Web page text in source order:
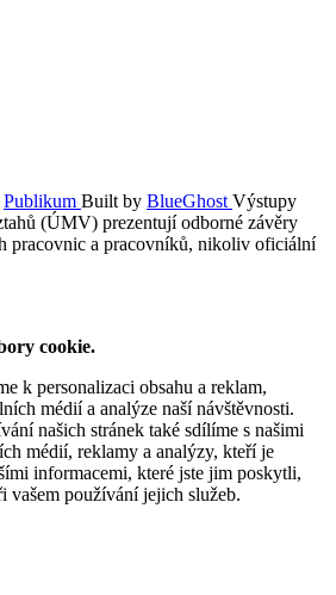
Publikum Built by BlueGhost Výstupy
(ÚMV) prezentují odborné závěry
pracovnic a pracovníků, nikoliv oficiální
cookie.
k personalizaci obsahu a reklam,
médií a analýze naší návštěvnosti.
našich stránek také sdílíme s našimi
médií, reklamy a analýzy, kteří je
informacemi, které jste jim poskytli,
vašem používání jejich služeb.